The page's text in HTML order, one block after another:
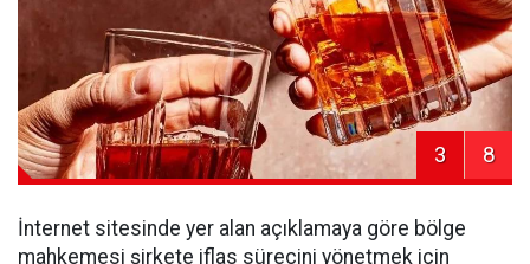
3 8
İnternet sitesinde yer alan açıklamaya göre bölge
mahkemesi şirkete iflas sürecini yönetmek için